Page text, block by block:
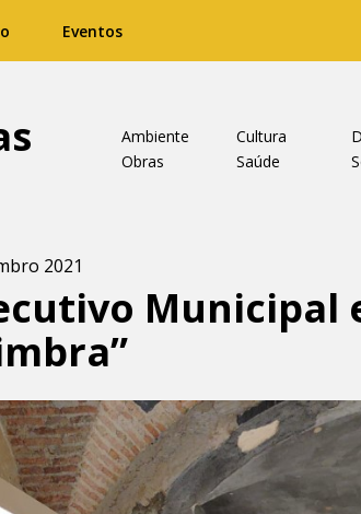
Eventos
Ambiente Cultura
Obras
Saúde
2021
Municipal